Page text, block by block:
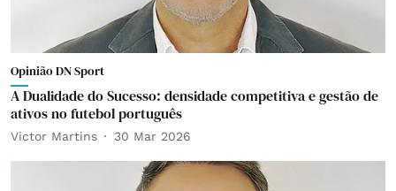
Opinião DN Sport
A Dualidade do Sucesso: densidade competitiva e gestão de
ativos no futebol português
Victor Martins 30 Mar 2026